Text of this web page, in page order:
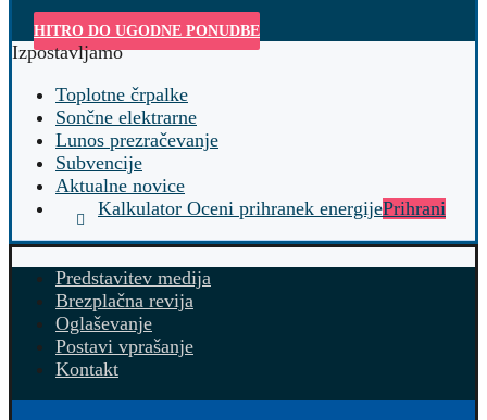
HITRO DO UGODNE PONUDBE
Izpostavljamo
Toplotne črpalke
Sončne elektrarne
Lunos prezračevanje
Subvencije
Aktualne novice
Kalkulator Oceni prihranek energijePrihrani
Predstavitev medija
Brezplačna revija
Oglaševanje
Postavi vprašanje
Kontakt